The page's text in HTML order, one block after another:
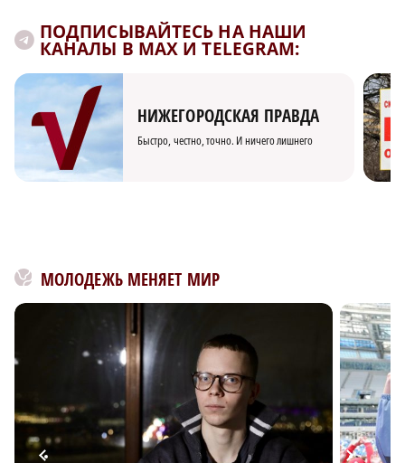
ПОДПИСЫВАЙТЕСЬ НА НАШИ
КАНАЛЫ В MAX И TELEGRAM:
НИЖЕГОРОДСКАЯ ПРАВДА
Быстро, честно, точно. И ничего лишнего
МОЛОДЕЖЬ МЕНЯЕТ МИР